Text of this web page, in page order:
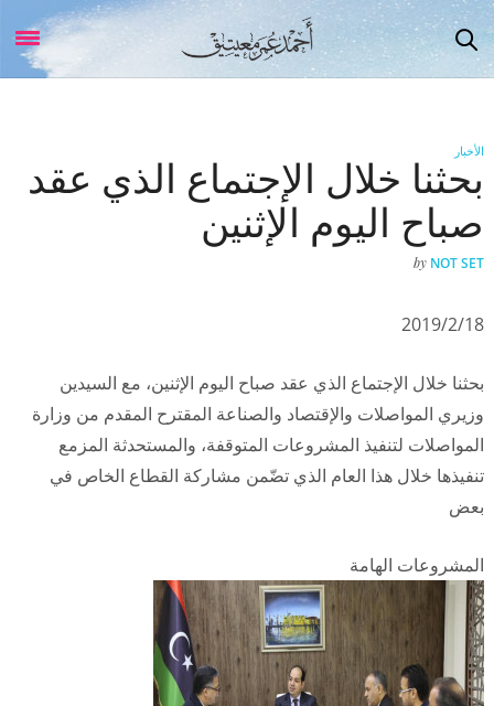
الأخبار
بحثنا خلال الإجتماع الذي عقد
صباح اليوم الإثنين
by NOT SET
2019/2/18
بحثنا خلال الإجتماع الذي عقد صباح اليوم الإثنين، مع السيدين
وزيري المواصلات والإقتصاد والصناعة المقترح المقدم من وزارة
المواصلات لتنفيذ المشروعات المتوقفة، والمستحدثة المزمع
تنفيذها خلال هذا العام الذي تضّمن مشاركة القطاع الخاص في
بعض
المشروعات الهامة